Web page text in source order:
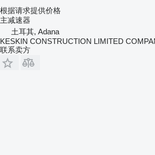
根据请求提供价格
主减速器
土耳其, Adana
KESKIN CONSTRUCTION LIMITED
联系卖方